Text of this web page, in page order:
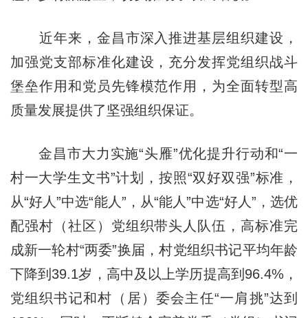
近年来，金昌市深入推进基层组织建设，
加强党支部标准化建设，充分发挥党组织战斗
堡垒作用和党员先锋模范作用，为全面转型高
质量发展提供了坚强组织保证。
金昌市大力实施“头雁”优化提升行动和“一
村一大学生文书”计划，按照“双好双强”标准，
从“好人”中选“能人”，从“能人”中选“好人”，选优
配强村（社区）党组织带头人队伍，高标准完
成新一轮村“两委”换届，村党组织书记平均年龄
下降到39.1岁，高中及以上学历提高到96.4%，
党组织书记和村（居）委会主任“一肩挑”达到